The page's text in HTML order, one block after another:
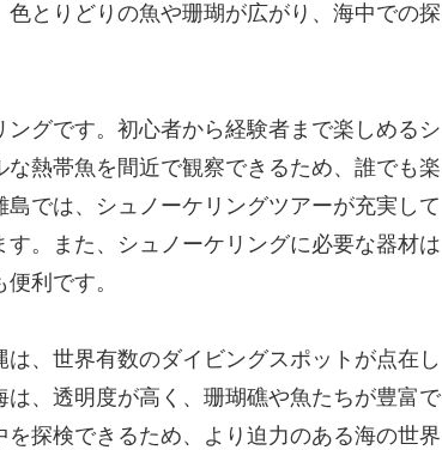
とりどりの魚や珊瑚が広がり、海中での探
グです。初心者から経験者まで楽しめるシ
熱帯魚を間近で観察できるため、誰でも楽
では、シュノーケリングツアーが充実して
。また、シュノーケリングに必要な器材は
利です。
、世界有数のダイビングスポットが点在し
、透明度が高く、珊瑚礁や魚たちが豊富で
探検できるため、より迫力のある海の世界